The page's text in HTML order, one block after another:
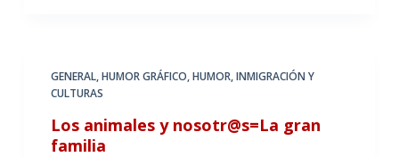
GENERAL,HUMOR GRÁFICO,HUMOR, INMIGRACIÓN Y
CULTURAS
Los animales y nosotr@s=La gran
familia